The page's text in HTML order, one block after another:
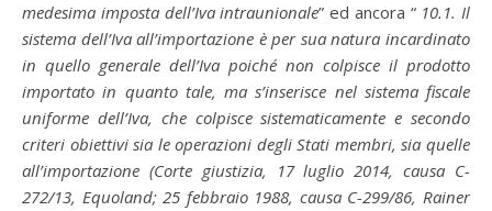
medesima imposta dell’Iva intraunionale” ed ancora “ 10.1. Il
sistema dell’Iva all’importazione è per sua natura incardinato
in quello generale dell’Iva poiché non colpisce il prodotto
importato in quanto tale, ma s’inserisce nel sistema fiscale
uniforme dell’Iva, che colpisce sistematicamente e secondo
criteri obiettivi sia le operazioni degli Stati membri, sia quelle
all’importazione (Corte giustizia, 17 luglio 2014, causa C-
272/13, Equoland; 25 febbraio 1988, causa C-299/86, Rainer